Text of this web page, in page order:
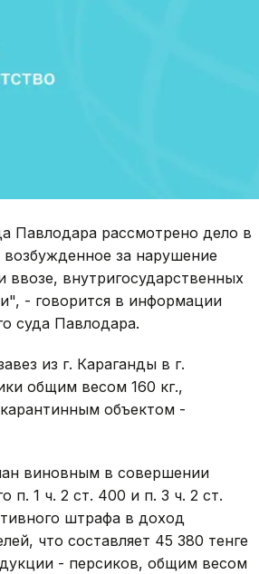
Павлодара рассмотрено дело в
за нарушение
ввозе, внутригосударственных
- говорится в информации
суда Павлодара.
из г. Караганды в г.
общим весом 160 кг.,
объектом -
виновным в совершении
п. 1 ч. 2 ст. 400 и п. 3 ч. 2 ст.
штрафа в доход
что составляет 45 380 тенге
- персиков, общим весом